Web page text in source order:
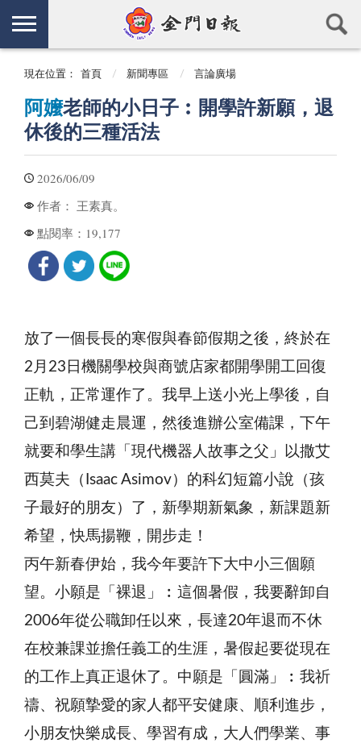
現在位置： 首頁 新聞專區 言論廣場
阿嬤老師的小日子︰開學許新願，退
休後的三種活法
2026/06/09
作者： 王素真。
點閱率： 19,177
放了一個長長的寒假與春節假期之後，終於在
2月23日機關學校與商號店家都開學開工回復
正軌，正常運作了。我早上送小光上學後，自
己到碧湖健走晨運，然後進辦公室備課，下午
就要和學生講「現代機器人故事之父」以撒艾
西莫夫（Isaac Asimov）的科幻短篇小說（孩
子最好的朋友）了，新學期新氣象，新課題新
希望，快馬揚鞭，開步走！
丙午新春伊始，我今年要許下大中小三個願
望。小願是「裸退」︰這個暑假，我要辭卸自
2006年從公職卸任以來，長達20年退而不休
在校兼課並擔任義工的生涯，暑假起要從現在
的工作上真正退休了。中願是「圓滿」︰我祈
禱、祝願摯愛的家人都平安健康、順利進步，
小朋友快樂成長、學習有成，大人們學業、事